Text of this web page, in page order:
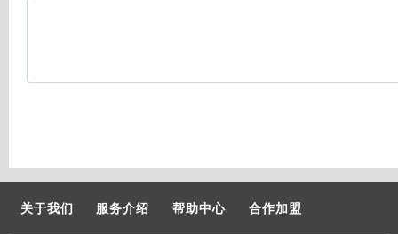
关于我们 服务介绍 帮助中心 合作加盟